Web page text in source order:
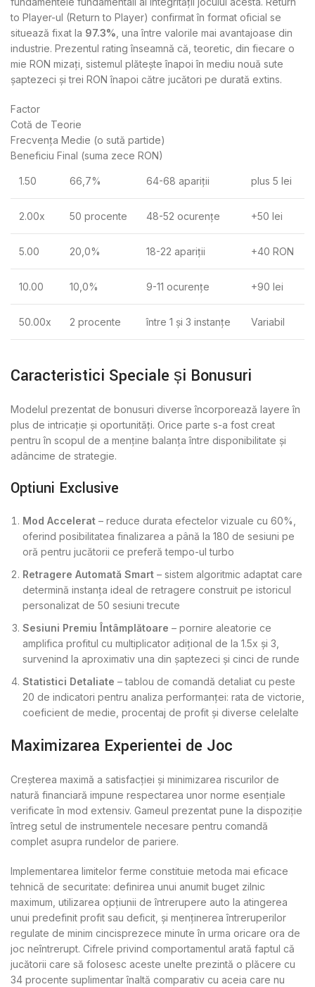
to Player-ul (Return to Player) confirmat în format oficial se
situează fixat la 97.3% , una între valorile mai avantajoase din
industrie. Prezentul rating înseamnă că, teoretic, din fiecare o
mie RON mizați, sistemul plătește înapoi în mediu nouă sute
șaptezeci și trei RON înapoi către jucători pe durată extins.
Factor
Cotă de Teorie
Frecvența Medie (o sută partide)
Beneficiu Final (suma zece RON)
1.50 66,7% 64-68 apariții plus 5 lei
2.00x 50 procente 48-52 ocurențe +50 lei
5.00 20,0% 18-22 apariții +40 RON
10.00 10,0% 9-11 ocurențe +90 lei
50.00x 2 procente între 1 și 3 instanțe Variabil
Caracteristici Speciale și Bonusuri
Modelul prezentat de bonusuri diverse încorporează layere în
plus de intricație și oportunități. Orice parte s-a fost creat
pentru în scopul de a menține balanța între disponibilitate și
adâncime de strategie.
Opțiuni Exclusive
Mod Accelerat – reduce durata efectelor vizuale cu 60%,
oferind posibilitatea finalizarea a până la 180 de sesiuni pe
oră pentru jucătorii ce preferă tempo-ul turbo
Retragere Automată Smart – sistem algoritmic adaptat care
determină instanța ideal de retragere construit pe istoricul
personalizat de 50 sesiuni trecute
Sesiuni Premiu Întâmplătoare – pornire aleatorie ce
amplifica profitul cu multiplicator adițional de la 1.5x și 3,
survenind la aproximativ una din șaptezeci și cinci de runde
Statistici Detaliate – tablou de comandă detaliat cu peste
20 de indicatori pentru analiza performanței: rata de victorie,
coeficient de medie, procentaj de profit și diverse celelalte
Maximizarea Experienței de Joc
Creșterea maximă a satisfacției și minimizarea riscurilor de
natură financiară impune respectarea unor norme esențiale
verificate în mod extensiv. Gameul prezentat pune la dispoziție
întreg setul de instrumentele necesare pentru comandă
complet asupra rundelor de pariere.
Implementarea limitelor ferme constituie metoda mai eficace
tehnică de securitate: definirea unui anumit buget zilnic
maximum, utilizarea opțiunii de întrerupere auto la atingerea
unui predefinit profit sau deficit, și menținerea întreruperilor
regulate de minim cincisprezece minute în urma oricare ora de
joc neîntrerupt. Cifrele privind comportamentul arată faptul că
jucătorii care să folosesc aceste unelte prezintă o plăcere cu
34 procente suplimentar înaltă comparativ cu aceia care nu